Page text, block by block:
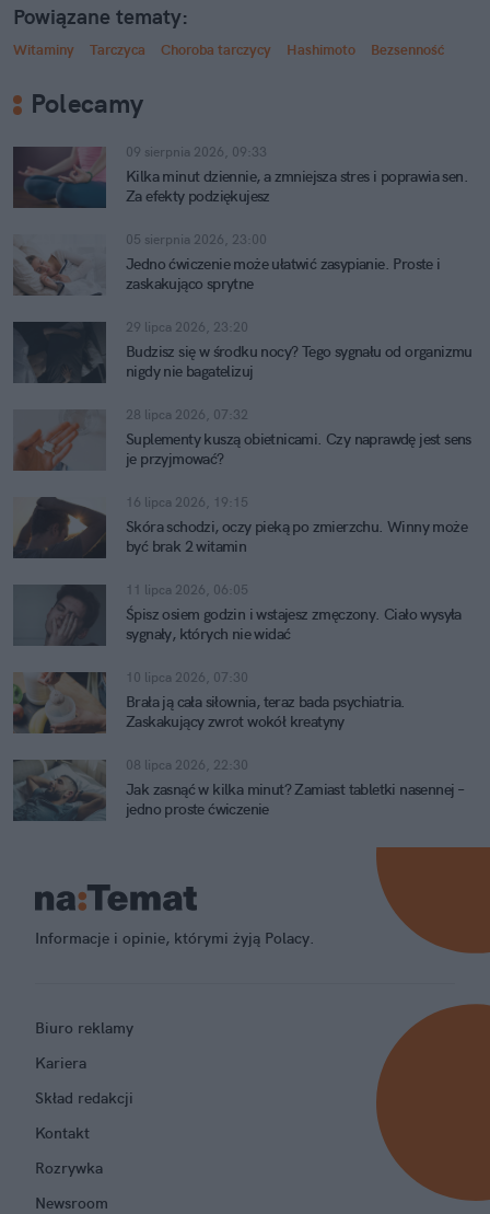
Powiązane tematy:
Witaminy Tarczyca Choroba tarczycy Hashimoto Bezsenność
Polecamy
09 sierpnia 2026, 09:33
Kilka minut dziennie, a zmniejsza stres i poprawia sen.
Za efekty podziękujesz
05 sierpnia 2026, 23:00
Jedno ćwiczenie może ułatwić zasypianie. Proste i
zaskakująco sprytne
29 lipca 2026, 23:20
Budzisz się w środku nocy? Tego sygnału od organizmu
nigdy nie bagatelizuj
28 lipca 2026, 07:32
Suplementy kuszą obietnicami. Czy naprawdę jest sens
je przyjmować?
16 lipca 2026, 19:15
Skóra schodzi, oczy pieką po zmierzchu. Winny może
być brak 2 witamin
11 lipca 2026, 06:05
Śpisz osiem godzin i wstajesz zmęczony. Ciało wysyła
sygnały, których nie widać
10 lipca 2026, 07:30
Brała ją cała siłownia, teraz bada psychiatria.
Zaskakujący zwrot wokół kreatyny
08 lipca 2026, 22:30
Jak zasnąć w kilka minut? Zamiast tabletki nasennej –
jedno proste ćwiczenie
Informacje i opinie, którymi żyją Polacy.
Biuro reklamy
Kariera
Skład redakcji
Kontakt
Rozrywka
Newsroom